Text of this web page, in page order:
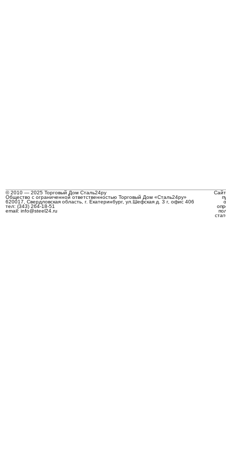
© 2010 — 2025 Торговый Дом Сталь24ру
Общество с ограниченной ответственностью Торговый Дом «Сталь24ру»
620017, Свердловская область, г. Екатеринбург, ул.Шефская д. 3 г, офис 406
тел: (343) 264-18-51
email: info@steel24.ru